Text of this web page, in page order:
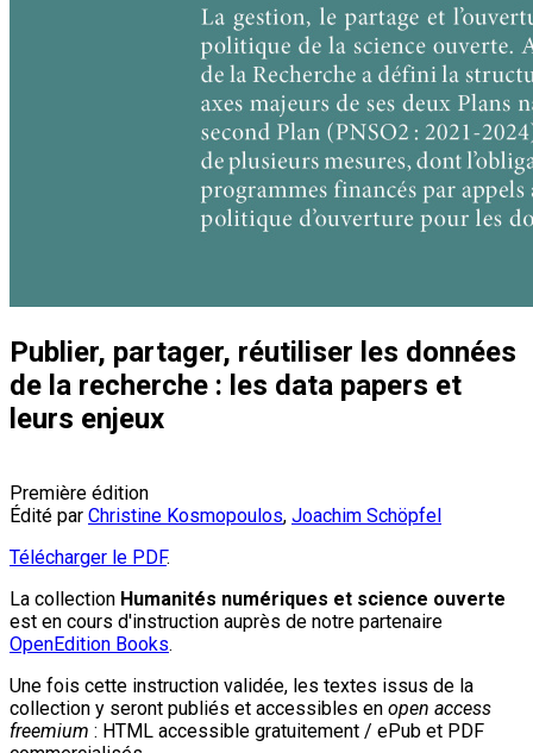
Publier, partager, réutiliser les données
de la recherche : les data papers et
leurs enjeux
Première édition
Édité par Christine Kosmopoulos, Joachim Schöpfel
Télécharger le PDF.
La collection Humanités numériques et science ouverte
est en cours d'instruction auprès de notre partenaire
OpenEdition Books.
Une fois cette instruction validée, les textes issus de la
collection y seront publiés et accessibles en open access
freemium : HTML accessible gratuitement / ePub et PDF